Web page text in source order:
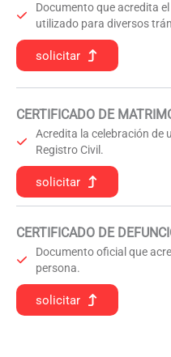
Documento que acredita
utilizado para diversos
solicitar
CERTIFICADO DE
Acredita la celebración de
Registro Civil.
solicitar
CERTIFICADO DE
Documento oficial que
persona.
solicitar